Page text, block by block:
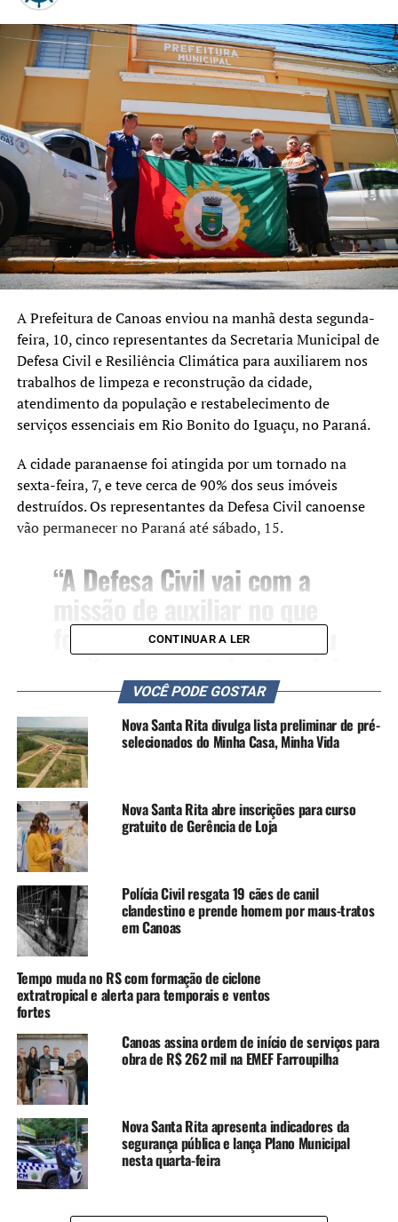
A Prefeitura de Canoas enviou na manhã desta segunda-
feira, 10, cinco representantes da Secretaria Municipal de
Defesa Civil e Resiliência Climática para auxiliarem nos
trabalhos de limpeza e reconstrução da cidade,
atendimento da população e restabelecimento de
serviços essenciais em Rio Bonito do Iguaçu, no Paraná.
A cidade paranaense foi atingida por um tornado na
sexta-feira, 7, e teve cerca de 90% dos seus imóveis
destruídos. Os representantes da Defesa Civil canoense
vão permanecer no Paraná até sábado, 15.
“A Defesa Civil vai com a
missão de auxiliar no que
for possível. Canoas sofreu
muito com a enchente e foi
muito bem acolhida por
todo o Brasil”, afirma o
prefeito Airton Souza.
“Ninguém mais do que o
canoense sabe o quanto é
importante a
solidariedade”, disse o vice-
prefeito Rodrigo Busato.
A Defesa Civil canoense vai ao Paraná com o objetivo de
auxiliar nos trabalhos de limpeza de Rio Bonito do
Iguaçu, com a remoção de destroços, corte de árvores
caídas e reconstrução de estruturas essenciais. Cinco
agentes partiram de Canoas nesta segunda-feira, 10, por
volta das 11 horas, em dois veículos da Defesa Civil,
levando consigo os equipamentos e ferramentas
necessários para a realização dos trabalhos.
A participação da equipe canoense foi articulada com o
governo do Estado do Paraná e a prefeitura de Rio Bonito
do Iguaçu, de acordo com o secretário municipal de
CONTINUAR A LER
VOCÊ PODE GOSTAR
Nova Santa Rita divulga lista preliminar de pré-
selecionados do Minha Casa, Minha Vida
Nova Santa Rita abre inscrições para curso
gratuito de Gerência de Loja
Polícia Civil resgata 19 cães de canil
clandestino e prende homem por maus-tratos
em Canoas
Tempo muda no RS com formação de ciclone
extratropical e alerta para temporais e ventos
fortes
Canoas assina ordem de início de serviços para
obra de R$ 262 mil na EMEF Farroupilha
Nova Santa Rita apresenta indicadores da
segurança pública e lança Plano Municipal
nesta quarta-feira